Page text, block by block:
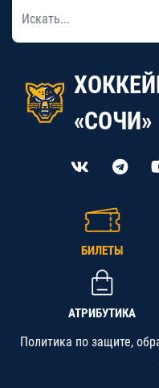
«СОЧИ»
БИЛЕТЫ
АТРИБУТИКА
Политика по защите,